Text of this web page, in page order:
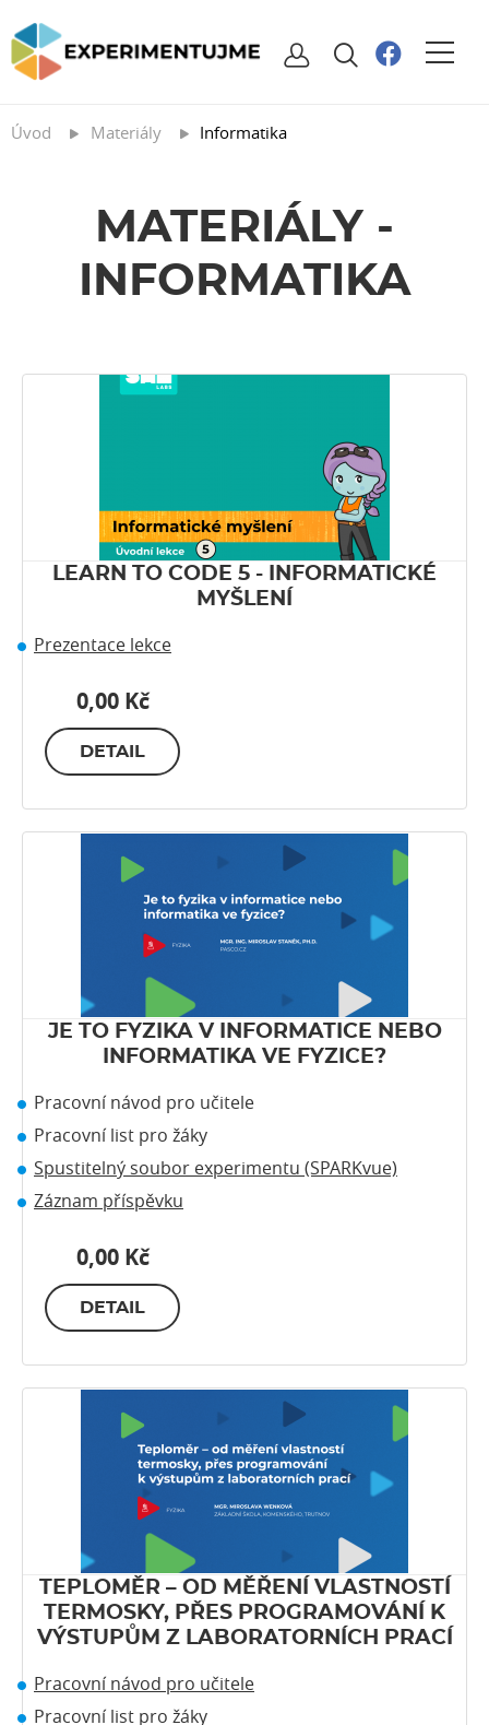
Úvod Materiály Informatika
MATERIÁLY -
INFORMATIKA
LEARN TO CODE 5 - INFORMATICKÉ
MYŠLENÍ
Prezentace lekce
0,00 Kč
DETAIL
JE TO FYZIKA V INFORMATICE NEBO
INFORMATIKA VE FYZICE?
Pracovní návod pro učitele
Pracovní list pro žáky
Spustitelný soubor experimentu (SPARKvue)
Záznam příspěvku
0,00 Kč
DETAIL
TEPLOMĚR – OD MĚŘENÍ VLASTNOSTÍ
TERMOSKY, PŘES PROGRAMOVÁNÍ K
VÝSTUPŮM Z LABORATORNÍCH PRACÍ
Pracovní návod pro učitele
Pracovní list pro žáky